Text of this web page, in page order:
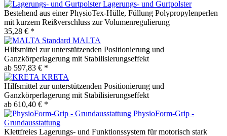
Lagerungs- und Gurtpolster
Bestehend aus einer PhysioTex-Hülle, Füllung Polypropylenperlen
mit kurzem Reißverschluss zur Volumenregulierung
35,28 € *
MALTA
Hilfsmittel zur unterstützenden Positionierung und
Ganzkörperlagerung mit Stabilisierungseffekt
ab 597,83 € *
KRETA
Hilfsmittel zur unterstützenden Positionierung und
Ganzkörperlagerung mit Stabilisierungseffekt
ab 610,40 € *
PhysioForm-Grip -
Grundausstattung
Klettfreies Lagerungs- und Funktionssystem für motorisch stark